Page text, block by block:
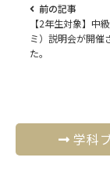
前の記事
【2年生対象】中
ミ）説明会が開催
た。
学科